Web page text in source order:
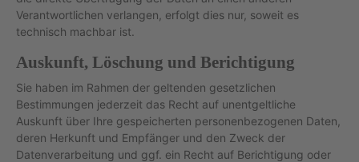
Verantwortlichen verlangen, erfolgt dies nur, soweit es
technisch machbar ist.
Auskunft, Löschung und Berichtigung
Sie haben im Rahmen der geltenden gesetzlichen
Bestimmungen jederzeit das Recht auf unentgeltliche
Auskunft über Ihre gespeicherten personenbezogenen Daten,
deren Herkunft und Empfänger und den Zweck der
Datenverarbeitung und ggf. ein Recht auf Berichtigung oder